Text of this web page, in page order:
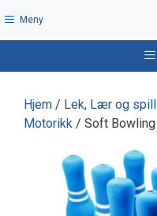
til
Meny
Hjem / Lek, Lær og spill
Motorikk / Soft Bowling